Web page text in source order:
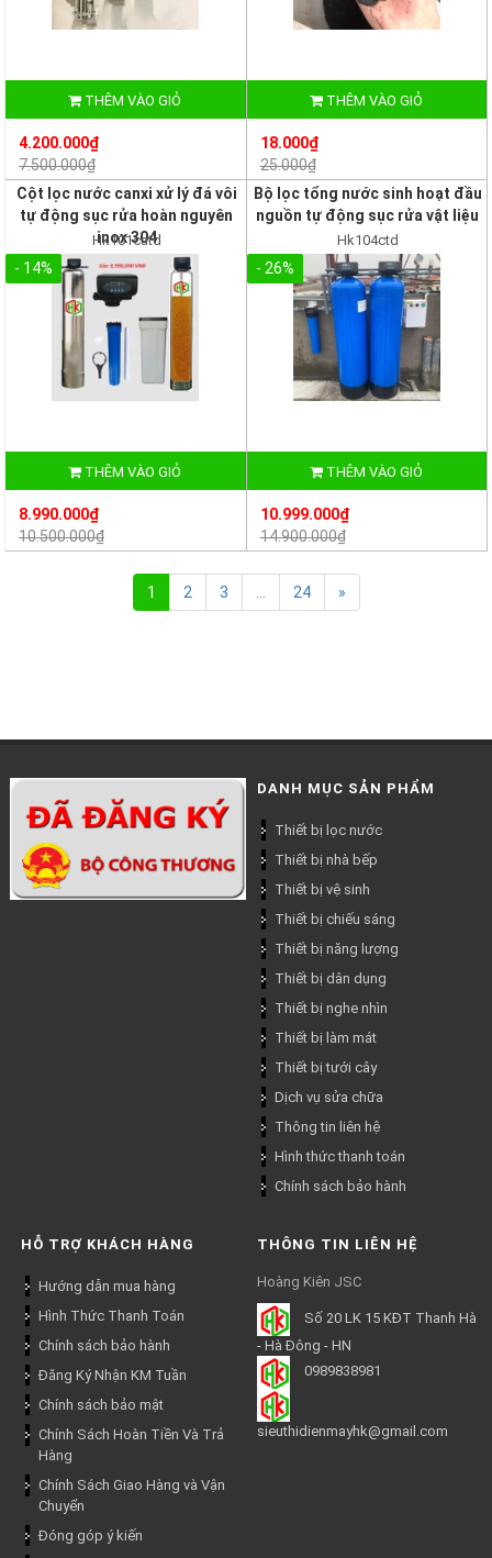
THÊM VÀO GIỎ
4.200.000₫
7.500.000₫
THÊM VÀO GIỎ
18.000₫
25.000₫
Cột lọc nước canxi xử lý đá vôi
tự động sục rửa hoàn nguyên
inox 304
Hk101catd
- 14%
THÊM VÀO GIỎ
8.990.000₫
10.500.000₫
Bộ lọc tổng nước sinh hoạt đầu
nguồn tự động sục rửa vật liệu
Hk104ctd
- 26%
THÊM VÀO GIỎ
10.999.000₫
14.900.000₫
1 2 3 24 »
DANH MỤC SẢN PHẨM
Thiết bị lọc nước
Thiết bị nhà bếp
Thiết bị vệ sinh
Thiết bị chiếu sáng
Thiết bị năng lượng
Thiết bị dân dụng
Thiết bị nghe nhìn
Thiết bị làm mát
Thiết bị tưới cây
Dịch vụ sửa chữa
Thông tin liên hệ
Hình thức thanh toán
Chính sách bảo hành
HỖ TRỢ KHÁCH HÀNG
Hướng dẫn mua hàng
Hình Thức Thanh Toán
Chính sách bảo hành
Đăng Ký Nhận KM Tuần
Chính sách bảo mật
Chính Sách Hoàn Tiền Và Trả
Hàng
Chính Sách Giao Hàng và Vận
Chuyển
Đóng góp ý kiến
THÔNG TIN LIÊN HỆ
Hoàng Kiên JSC
Số 20 LK 15 KĐT Thanh Hà
- Hà Đông - HN
0989838981
sieuthidienmayhk@gmail.com